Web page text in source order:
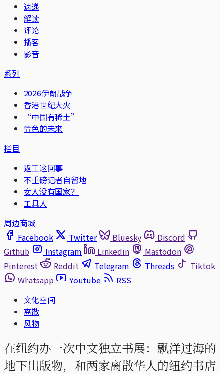
速递
解读
评论
播客
影音
系列
2026伊朗战争
香港世纪大火
“中国有稀土”
情色的未来
栏目
返工这回事
不重磅记者自留地
女人没有国家？
工具人
周边商城
Facebook
Twitter Bluesky
Discord
Github
Instagram Linkedin
Mastodon
Pinterest
Reddit Telegram Threads
Tiktok
Whatsapp
Youtube
RSS
文化空间
离散
风物
在纽约办一次中文独立书展：飘洋过海的
地下出版物，和两家离散华人的纽约书店